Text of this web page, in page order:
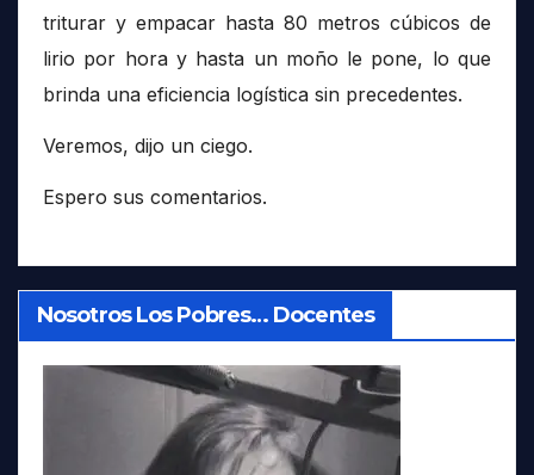
triturar y empacar hasta 80 metros cúbicos de
lirio por hora y hasta un moño le pone, lo que
brinda una eficiencia logística sin precedentes.
Veremos, dijo un ciego.
Espero sus comentarios.
Nosotros Los Pobres… Docentes